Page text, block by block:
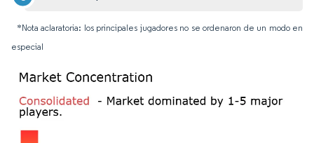
*Nota aclaratoria: los principales jugadores no se ordenaron de un modo en
especial